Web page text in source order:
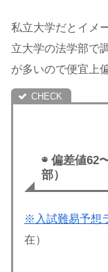
私立大学だとイメ
立大学の法学部で
が多いので便宜上
◉ 偏差値62
部）
※入試難易予想
在）